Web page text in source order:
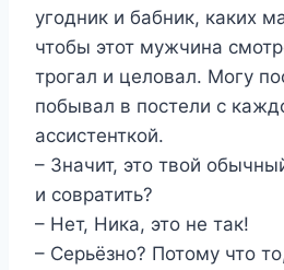
угодник и бабник, каких
чтобы этот мужчина
трогал и целовал. Могу
побывал в постели с
ассистенткой.
– Значит, это твой
и совратить?
– Нет, Ника, это не так!
– Серьёзно? Потому что